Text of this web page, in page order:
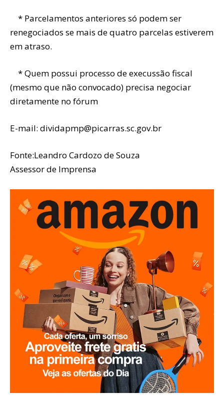
* Parcelamentos anteriores só podem ser
renegociados se mais de quatro parcelas estiverem
em atraso.
* Quem possui processo de execussão fiscal
(mesmo que não convocado) precisa negociar
diretamente no fórum
E-mail: dividapmp@picarras.sc.gov.br
Fonte:Leandro Cardozo de Souza
Assessor de Imprensa